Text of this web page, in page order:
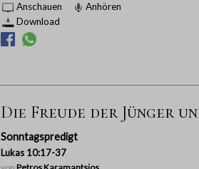
Anschauen
Anhören
Download
Die Freude der Jünger
Sonntagspredigt
Lukas 10:17-37